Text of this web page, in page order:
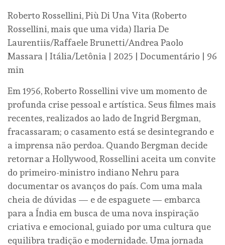
Roberto Rossellini, Più Di Una Vita (Roberto
Rossellini, mais que uma vida) Ilaria De
Laurentiis/Raffaele Brunetti/Andrea Paolo
Massara | Itália/Letônia | 2025 | Documentário | 96
min
Em 1956, Roberto Rossellini vive um momento de
profunda crise pessoal e artística. Seus filmes mais
recentes, realizados ao lado de Ingrid Bergman,
fracassaram; o casamento está se desintegrando e
a imprensa não perdoa. Quando Bergman decide
retornar a Hollywood, Rossellini aceita um convite
do primeiro-ministro indiano Nehru para
documentar os avanços do país. Com uma mala
cheia de dúvidas — e de espaguete — embarca
para a Índia em busca de uma nova inspiração
criativa e emocional, guiado por uma cultura que
equilibra tradição e modernidade. Uma jornada